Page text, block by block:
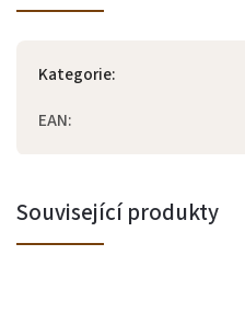
Kategorie:
EAN:
Související produkty